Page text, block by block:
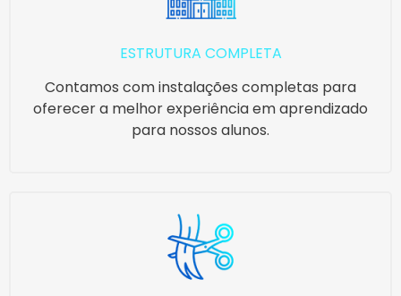
ESTRUTURA COMPLETA
Contamos com instalações completas para
oferecer a melhor experiência em aprendizado
para nossos alunos.